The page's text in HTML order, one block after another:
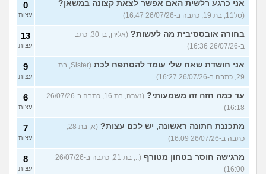
אני כרגע רלשית האם אפשר לצאת קצונה במשאן?
(טל11, בת 19, כתבה ב-26/07/26 16:47)
0
עצות
בחורה אובססיבית מה לעשות?
(אלירן, בן 30, כתב
ב-26/07/26 16:36)
13
עצות
אני חושדת שאח שלי עומד להסתפח לכת
(Sister, בת
29, כתבה ב-26/07/26 16:27)
9
עצות
עד כמה חזה זה משמעותי?
(נערה, בת 16, כתבה ב-26/07/26
16:18)
6
עצות
מתכננת חתונה ראשונה, יש לכם עצות?
כתבה ב-26/07/26 16:09)
7
עצות
מרגישה חוסר בטחון מטורף
(.., בת 21, כתבה ב-26/07/26
16:00)
8
עצות